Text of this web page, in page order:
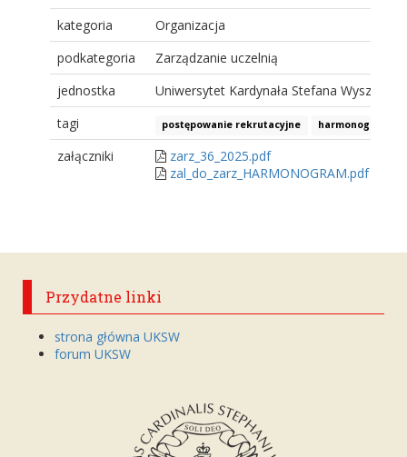
kategoria
Organizacja
podkategoria
Zarządzanie uczelnią
jednostka
Uniwersytet Kardynała Stefana
tagi
postępowanie rekrutacyjne harmonogram
załączniki
zarz_36_2025.pdf
zal_do_zarz_HARMONOGRAM.pdf
Przydatne linki
strona główna UKSW
forum UKSW